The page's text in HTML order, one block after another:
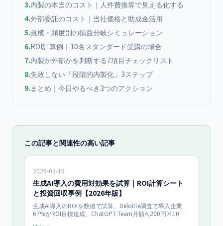
3.内製の本当のコスト｜人件費換算で見える化する
4.外部委託のコスト｜当社価格と助成金活用
5.規模・頻度別の損益分岐シミュレーション
6.ROI計算例｜10名スタンダード受講の場合
7.内製か外部かを判断する7項目チェックリスト
8.失敗しない「段階的内製化」3ステップ
9.まとめ｜今日やるべき3つのアクション
この記事と関連性の高い記事
2026-03-18
生成AI導入の費用対効果を試算｜ROI計算シート
と投資回収事例【2026年版】
生成AI導入のROIを数値で試算。Deloitte調査で導入企業
67%がROI目標達成、ChatGPT Team月額4,200円×10名